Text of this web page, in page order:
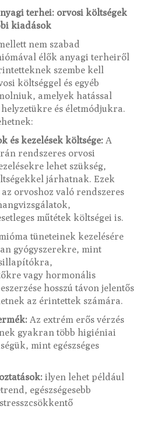
terhei: orvosi költségek
kiadások
nem szabad
élők anyagi terheiről
szembe kell
költséggel és egyéb
amelyek hatással
és életmódjukra.
és kezelések költsége: A
rendszeres orvosi
lehet szükség,
járhatnak. Ezek
orvoshoz való rendszeres
műtétek költségei is.
tüneteinek kezelésére
gyógyszerekre, mint
vagy hormonális
hosszú távon jelentős
az érintettek számára.
Az extrém erős vérzés
gyakran több higiéniai
mint egészséges
ilyen lehet például
egészségesebb